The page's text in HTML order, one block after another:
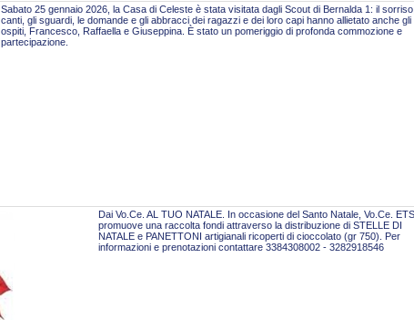
Sabato 25 gennaio 2026, la Casa di Celeste è stata visitata dagli Scout di Bernalda 1: il
canti, gli sguardi, le domande e gli abbracci dei ragazzi e dei loro capi hanno allietato anche gli
ospiti, Francesco, Raffaella e Giuseppina. È stato un pomeriggio di profonda commozione e
partecipazione.
Dai Vo.Ce. AL TUO NATALE. In occasione del Santo Natale, Vo.Ce. ETS
promuove una raccolta fondi attraverso la distribuzione di STELLE DI
NATALE e PANETTONI artigianali ricoperti di cioccolato (gr 750). Per
informazioni e prenotazioni contattare 3384308002 - 3282918546